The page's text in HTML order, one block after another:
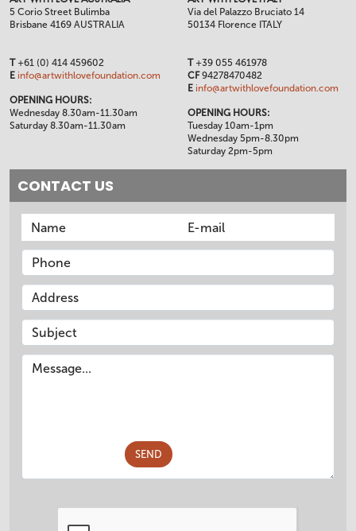
5 Corio Street Bulimba
Brisbane 4169 AUSTRALIA
T+61 (0) 414 459602
E info@artwithlovefoundation.com
OPENING HOURS:
Wednesday 8.30am-11.30am
Saturday 8.30am-11.30am
Via del Palazzo Bruciato 14
50134 Florence ITALY
T+39 055 461978
CF94278470482
E info@artwithlovefoundation.com
OPENING HOURS:
Tuesday 10am-1pm
Wednesday 5pm-8.30pm
Saturday 2pm-5pm
CONTACT US